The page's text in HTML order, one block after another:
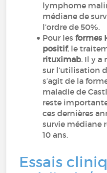
lymphome
médiane de
l’ordre de 50%.
Pour lesformes
positif, le
rituximab. Il y a
sur l’utilisation
s’agit de la
maladie de
reste
ces dernières
survie médiane
10 ans.
Essais